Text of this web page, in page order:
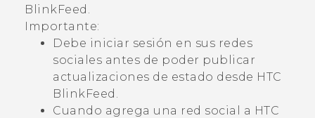
HTC Devices & Accessories
Video Tutorials
BlinkFeed
Importante:
Debe iniciar sesión en sus redes
sociales antes de poder publicar
actualizaciones de estado desde HTC
BlinkFeed
Cuando agrega una red social a HTC